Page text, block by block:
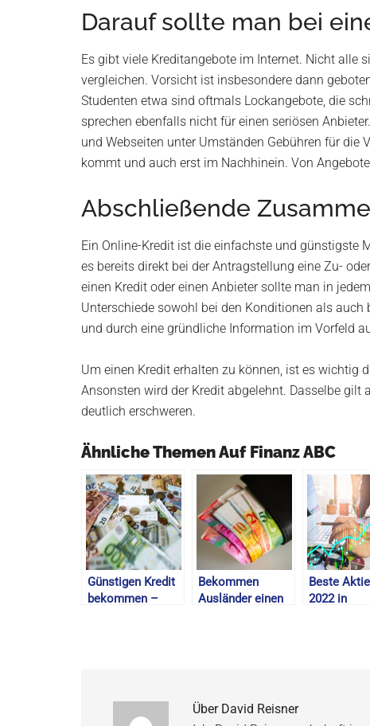
Darauf sollte man bei
Es gibt viele Kreditangebote im Internet. Nicht alle
vergleichen. Vorsicht ist insbesondere dann
Studenten etwa sind oftmals Lockangebote, die
sprechen ebenfalls nicht für einen seriösen
und Webseiten unter Umständen Gebühren für die
kommt und auch erst im Nachhinein. Von
Abschließende
Ein Online-Kredit ist die einfachste und günstigste
es bereits direkt bei der Antragstellung eine Zu-
einen Kredit oder einen Anbieter sollte man in
Unterschiede sowohl bei den Konditionen als
und durch eine gründliche Information im Vorfeld
Um einen Kredit erhalten zu können, ist es wichtig
Ansonsten wird der Kredit abgelehnt. Dasselbe
deutlich erschweren.
Ähnliche Themen Auf Finanz ABC
Günstigen Kredit
bekommen –
Bekommen
Ausländer einen
Beste
2022 in
Über David Reisner